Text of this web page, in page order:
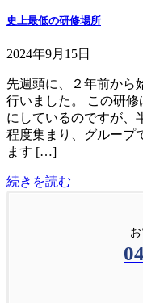
史上最低の研修場所
2024年9月15日
先週頭に、２年前から
行いました。 この研
にしているのですが、
程度集まり、グループ
ます […]
続きを読む